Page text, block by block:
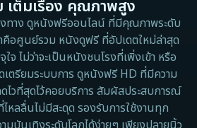
เต็มเรื่อง คุณภาพสูง
ทาง ดูหนังฟรีออนไลน์ ที่มีคุณภาพระดับ
คือศูนย์รวม หนังดูฟรี ที่อัปเดตใหม่ล่าสุด
ไม่ว่าจะเป็นหนังชนโรงที่เพิ่งเข้า หรือ
เตรียมระบบการ ดูหนังฟรี HD ที่มีความ
ไวที่สุดไว้คอยบริการ สัมผัสประสบการณ์
หลลื่นไม่มีสะดุด รองรับการใช้งานทุก